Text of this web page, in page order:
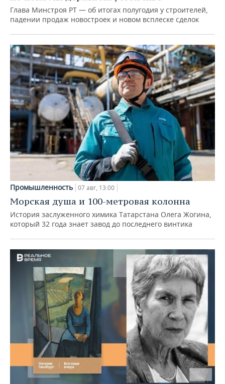
Глава Минстроя РТ — об итогах полугодия у строителей,
падении продаж новостроек и новом всплеске сделок
Промышленность 07 авг, 13:00
Морская душа и 100-метровая колонна
История заслуженного химика Татарстана Олега Жогина,
который 32 года знает завод до последнего винтика